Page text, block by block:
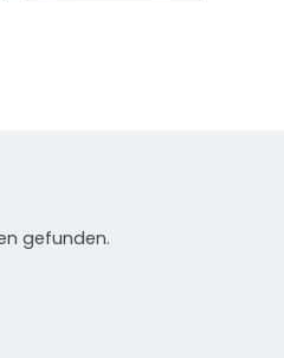
gefunden.